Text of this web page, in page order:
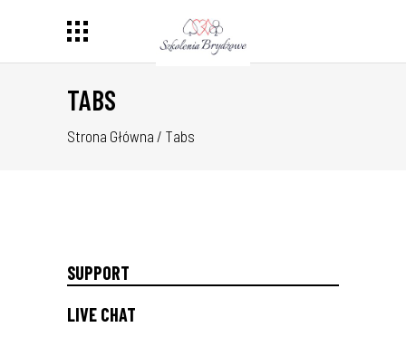
TABS
Strona Główna / Tabs
SUPPORT
LIVE CHAT